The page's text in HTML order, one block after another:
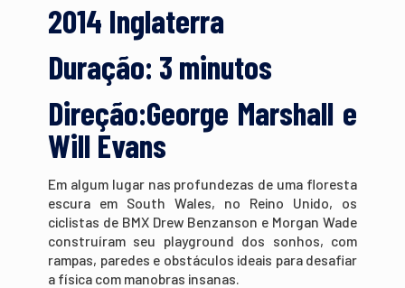
2014 Inglaterra
Duração: 3 minutos
Direção:George Marshall e
Will Evans
Em algum lugar nas profundezas de uma floresta
escura em South Wales, no Reino Unido, os
ciclistas de BMX Drew Benzanson e Morgan Wade
construíram seu playground dos sonhos, com
rampas, paredes e obstáculos ideais para desafiar
a física com manobras insanas.